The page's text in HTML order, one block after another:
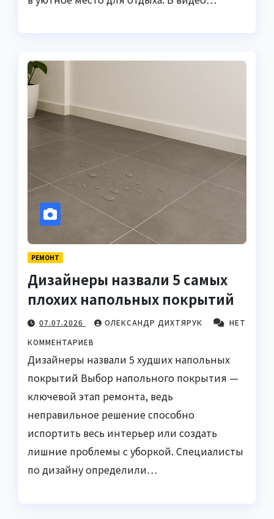
РЕМОНТ
Дизайнеры назвали 5 самых
плохих напольных покрытий
07.07.2026 ОЛЕКСАНДР ДИХТЯРУК
НЕТ
КОММЕНТАРИЕВ
Дизайнеры назвали 5 худших напольных
покрытий Выбор напольного покрытия —
ключевой этап ремонта, ведь
неправильное решение способно
испортить весь интерьер или создать
лишние проблемы с уборкой. Специалисты
по дизайну определили…